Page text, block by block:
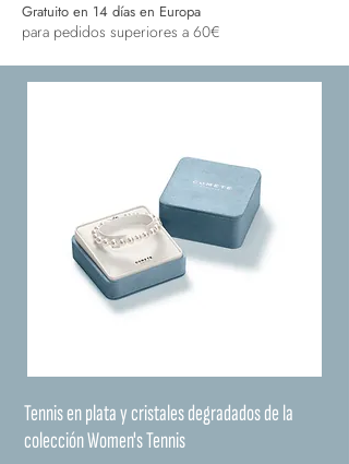
Gratuito en 14 días en Europa
para pedidos superiores a 60€
Tennis en plata y cristales degradados de la
colección Women's Tennis